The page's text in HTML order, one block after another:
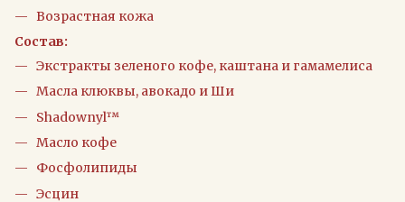
Возрастная кожа
Состав:
Экстракты зеленого кофе, каштана и гамамелиса
Масла клюквы, авокадо и Ши
Shadownyl™
Масло кофе
Фосфолипиды
Эсцин